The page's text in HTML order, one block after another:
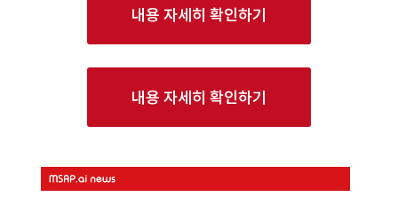
내용 자세히 확인하기
내용 자세히 확인하기